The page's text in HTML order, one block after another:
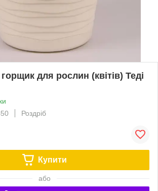
для рослин (квітів) Теді
Роздріб
Купити
або